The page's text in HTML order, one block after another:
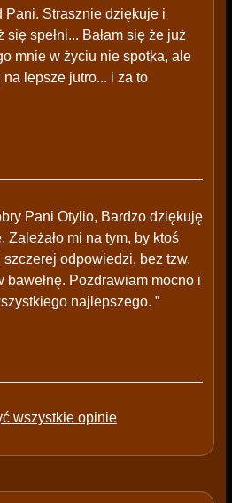
Pani. Strasznie dziękuje i
się spełni... Bałam się że już
mnie w życiu nie spotka, ale
lepsze jutro... i za to
Pani Otylio, Bardzo dziękuję
Zależało mi na tym, by ktoś
szczerej odpowiedzi, bez tzw.
bawełnę. Pozdrawiam mocno i
najlepszego. ”
wszystkie opinie